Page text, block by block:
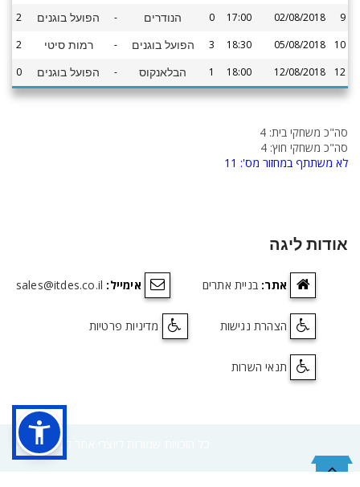
9
02/08/2018
17:00
0 הנודרים - הפועל בוגנים
2
10
05/08/2018
18:30
3 הפועל בוגנים - רמות סיטי
2
12
12/08/2018
18:00
1 הבלאנקוס - הפועל בוגנים 0
סה"כ משחקי בית: 4
סה"כ משחקי חוץ: 4
לא משתתף במחזור מס': 11
אודות ליגה
אתר: בניית אתרים אימייל: sales@itdes.co.il
הצהרת נגישות מדיניות פרטיות
תנאי השרות
©2017 כל הזכויות שמורות ליוצרי אתר ליגה